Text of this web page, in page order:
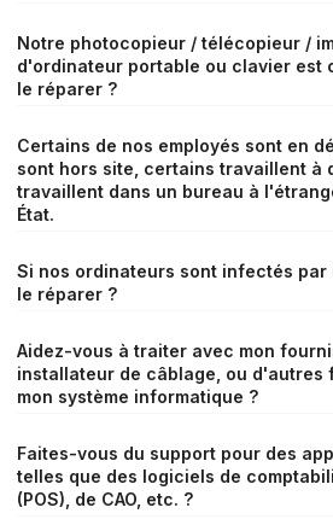
Notre photocopieur / télécopieur /
d'ordinateur portable ou clavier est
le réparer ?
Certains de nos employés sont en
sont hors site, certains travaillent à
travaillent dans un bureau à
État.
Si nos ordinateurs sont infectés par
le réparer ?
Aidez-vous à traiter avec mon
installateur de câblage, ou d'autres
mon système informatique ?
Faites-vous du support pour des
telles que des logiciels de
(POS), de CAO, etc. ?